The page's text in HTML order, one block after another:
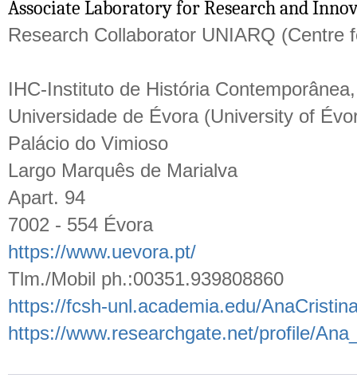
Associate Laboratory for Research and
Research Collaborator UNIARQ (Centre
IHC-Instituto de História
Universidade de Évora (University of
Palácio do Vimioso
Largo Marquês de Marialva
Apart. 94
7002 - 554 Évora
https://www.uevora.pt/
Tlm./Mobil ph.:00351.939808860
https://fcsh-unl.academia.edu/
https://www.researchgate.net/profile/